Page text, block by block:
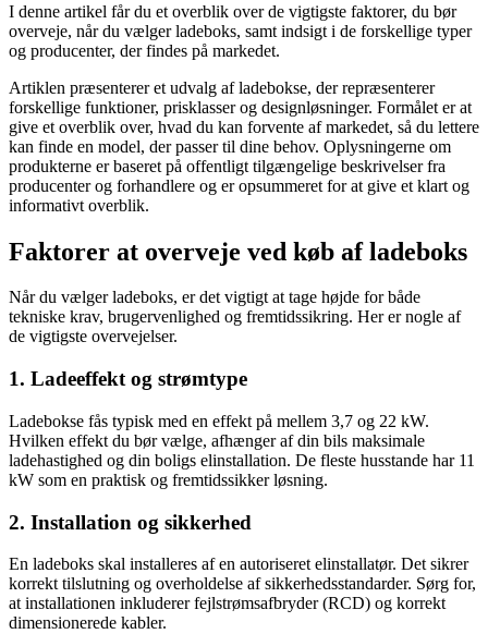
I denne artikel får du et overblik over de vigtigste faktorer, du bør
overveje, når du vælger ladeboks, samt indsigt i de forskellige typer
og producenter, der findes på markedet.
Artiklen præsenterer et udvalg af ladebokse, der repræsenterer
forskellige funktioner, prisklasser og designløsninger. Formålet er at
give et overblik over, hvad du kan forvente af markedet, så du lettere
kan finde en model, der passer til dine behov. Oplysningerne om
produkterne er baseret på offentligt tilgængelige beskrivelser fra
producenter og forhandlere og er opsummeret for at give et klart og
informativt overblik.
Faktorer at overveje ved køb af ladeboks
Når du vælger ladeboks, er det vigtigt at tage højde for både
tekniske krav, brugervenlighed og fremtidssikring. Her er nogle af
de vigtigste overvejelser.
1. Ladeeffekt og strømtype
Ladebokse fås typisk med en effekt på mellem 3,7 og 22 kW.
Hvilken effekt du bør vælge, afhænger af din bils maksimale
ladehastighed og din boligs elinstallation. De fleste husstande har 11
kW som en praktisk og fremtidssikker løsning.
2. Installation og sikkerhed
En ladeboks skal installeres af en autoriseret elinstallatør. Det sikrer
korrekt tilslutning og overholdelse af sikkerhedsstandarder. Sørg for,
at installationen inkluderer fejlstrømsafbryder (RCD) og korrekt
dimensionerede kabler.